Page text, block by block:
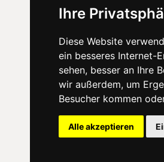
Ihre
Diese Website
ein besseres Internet-
sehen, besser an Ihre
wir außerdem, um
Besucher kommen
Alle akzeptieren